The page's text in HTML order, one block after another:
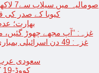
صومالیہ میں سیلاب سے7 لاکھ افراد بے گھر،بڑے پیمانے پر زرعی زمین تباہ، پل بھی بہہ گئے
کیوبا کے صدر کی
بھارت؛
غزہ: “آپ مجھے چھوڑ گئیں،
غزہ: 49 دن اسرائیلی بمباری کے بعد عارضی جنگ بندی، فلسطینیوں کی اپنے گھر واپسی
سعودی عرب
کووڈ-19 کے بعد چین میں ایک اور پُراسرار قسم کی بیماری پھیلنے لگی